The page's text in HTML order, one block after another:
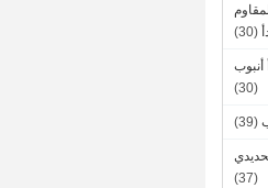
(30)
(30)
(39)
(37)